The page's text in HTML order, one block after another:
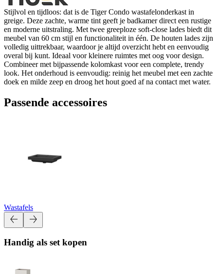
Stijlvol en tijdloos: dat is de Tiger Condo wastafelonderkast in
greige. Deze zachte, warme tint geeft je badkamer direct een rustige
en moderne uitstraling. Met twee greeploze soft-close lades biedt dit
meubel van 60 cm stijl en functionaliteit in één. De houten lades zijn
volledig uittrekbaar, waardoor je altijd overzicht hebt en eenvoudig
overal bij kunt. Ideaal voor kleinere ruimtes met oog voor design.
Combineer met bijpassende kolomkast voor een complete, trendy
look. Het onderhoud is eenvoudig: reinig het meubel met een zachte
doek en milde zeep en droog het hout goed af na contact met water.
Passende accessoires
Wastafels
Handig als set kopen